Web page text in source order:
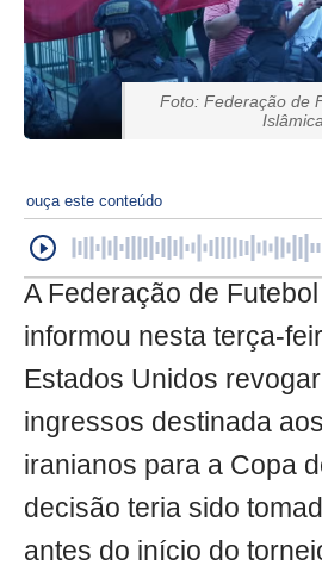
Foto: Federação de
ouça este conteúdo
A Federação de
informou nesta terça-
Estados Unidos
ingressos destinada
iranianos para a Copa
decisão teria sido
antes do início do